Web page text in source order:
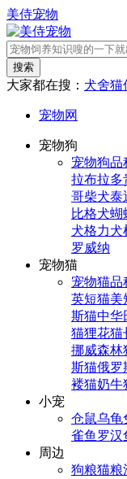
美侍宠物
搜索
大家都在搜： 犬舍猫
宠物网
宠物狗
宠物狗品
拉布拉多
哥柴犬泰
比格犬蝴
犬格力犬
罗威纳
宠物猫
宠物猫品
英短猫美
斯猫中华
猫狸花猫
挪威森林
斯猫俄罗
褛猫奶牛
小宠
仓鼠乌龟
雀鱼 罗汉
周边
狗粮猫粮